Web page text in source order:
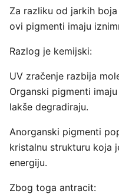
Za razliku od jarkih
ovi pigmenti imaju
Razlog je kemijski:
UV zračenje razbija
Organski pigmenti
lakše degradiraju.
Anorganski pigmenti
kristalnu strukturu koja
energiju.
Zbog toga antracit: